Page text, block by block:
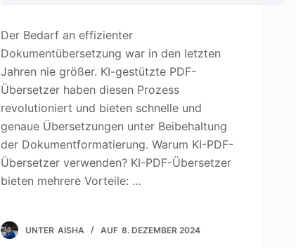
Der Bedarf an effizienter
Dokumentübersetzung war in den letzten
Jahren nie größer. KI-gestützte PDF-
Übersetzer haben diesen Prozess
revolutioniert und bieten schnelle und
genaue Übersetzungen unter Beibehaltung
der Dokumentformatierung. Warum KI-PDF-
Übersetzer verwenden? KI-PDF-Übersetzer
bieten mehrere Vorteile: …
UNTER AISHA AUF 8. DEZEMBER 2024